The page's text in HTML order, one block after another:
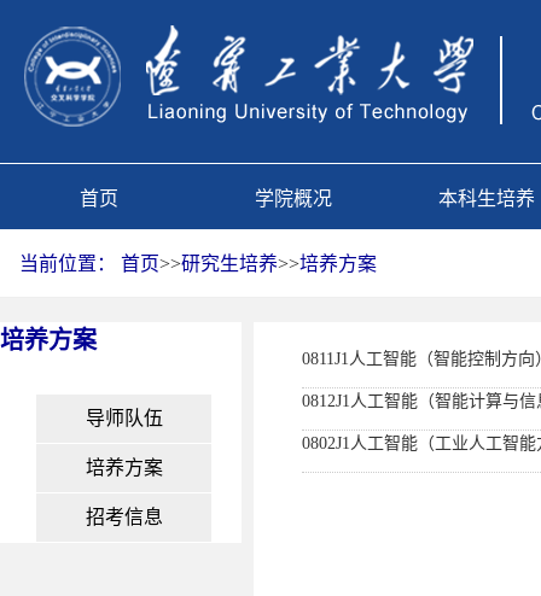
首页 学院概况 本科生培养
当前位置： 首页>>研究生培养>>培养方案
培养方案
导师队伍
培养方案
招考信息
0811J1人工智能（智能控制方向
0812J1人工智能（智能计算与
0802J1人工智能（工业人工智